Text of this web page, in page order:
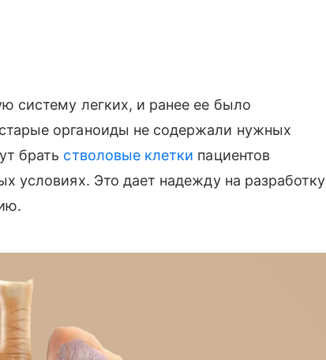
систему легких, и ранее ее было
органоиды не содержали нужных
брать стволовые клетки пациентов
условиях. Это дает надежду на разработку